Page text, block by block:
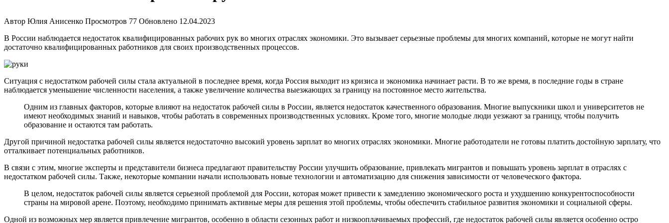
Автор Юлия Анисенко Просмотров 77 Обновлено 12.04.2023
В России наблюдается недостаток квалифицированных рабочих рук во многих отраслях экономики. Это вызывает серьезные проблемы для многих компаний, которые не могут найти
достаточно квалифицированных работников для своих производственных процессов.
Ситуация с недостатком рабочей силы стала актуальной в последнее время, когда Россия выходит из кризиса и экономика начинает расти. В то же время, в последние годы в стране
наблюдается уменьшение численности населения, а также увеличение количества выезжающих за границу на постоянное место жительства.
Одним из главных факторов, которые влияют на недостаток рабочей силы в России, является недостаток качественного образования. Многие выпускники школ и университетов не
имеют необходимых знаний и навыков, чтобы работать в современных производственных условиях. Кроме того, многие молодые люди уезжают за границу, чтобы получить
образование и остаются там работать.
Другой причиной недостатка рабочей силы является недостаточно высокий уровень зарплат во многих отраслях экономики. Многие работодатели не готовы платить достойную зарплату, что
отталкивает потенциальных работников.
В связи с этим, многие эксперты и представители бизнеса предлагают правительству России улучшить образование, привлекать мигрантов и повышать уровень зарплат в отраслях с
недостатком рабочей силы. Также, некоторые компании начали использовать новые технологии и автоматизацию для снижения зависимости от человеческого фактора.
В целом, недостаток рабочей силы является серьезной проблемой для России, которая может привести к замедлению экономического роста и ухудшению конкурентоспособности
страны на мировой арене. Поэтому, необходимо принимать активные меры для решения этой проблемы, чтобы обеспечить стабильное развития экономики и социальной сферы.
Одной из возможных мер является привлечение мигрантов, особенно в области сезонных работ и низкооплачиваемых профессий, где недостаток рабочей силы является особенно остро